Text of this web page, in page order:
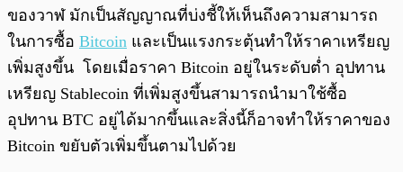
ของวาฬ มักเป็นสัญญาณที่บ่งชี้ให้เห็นถึงความสามารถ
ในการซื้อ Bitcoin และเป็นแรงกระตุ้นทำให้ราคาเหรียญ
เพิ่มสูงขึ้น โดยเมื่อราคา Bitcoin อยู่ในระดับต่ำ อุปทาน
เหรียญ Stablecoin ที่เพิ่มสูงขึ้นสามารถนำมาใช้ซื้อ
อุปทาน BTC อยู่ได้มากขึ้นและสิ่งนี้ก็อาจทำให้ราคาของ
Bitcoin ขยับตัวเพิ่มขึ้นตามไปด้วย